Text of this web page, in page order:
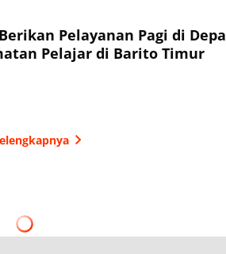
Pelayanan Pagi di
Pelajar di Barito Timur